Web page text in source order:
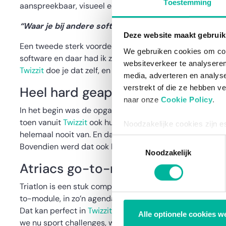
Toestemming
Deze website maakt
We gebruiken cookies om
websiteverkeer te
media, adverteren en
verstrekt of die ze hebben
naar onze Cookie Policy
Noodzakelijke cookies zijn
bestaat enkel een
via de consent management
Noodzakelijk
Alle optionele cookies
aanspreekbaar, visueel eenvoudig en dat heeft vooral
“Waar je bij andere software zelf niets in handen
Een tweede sterk voordeel is dat je alles zelf kan
software en daar had ik zelf niets in handen. Voor
Twizzitdoe je dat zelf, en dat is een pluspunt.
Heel hard geapprecieerd door
In het begin was de opgave om het platform bij alle
toen vanuitTwizzitook hulp gekregen om enerzijds te
helemaal nooit van. En dat heeft écht zijn vruchten
Bovendien werd dat ook heel hard geapprecieerd
Atriacs go-to-modules
Triatlon is een stuk complexer dan de meeste sporten.
to-module, in zo’n agenda-afspraak kan je echt alles
Dat kan perfect inTwizzit . Daarnaast is ook de
we nu sport challenges, waarbij we leden uitdagen.